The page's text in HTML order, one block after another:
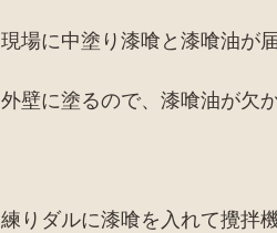
現場に中塗り漆喰と漆喰油が届
外壁に塗るので、漆喰油が欠か
練りダルに漆喰を入れて攪拌